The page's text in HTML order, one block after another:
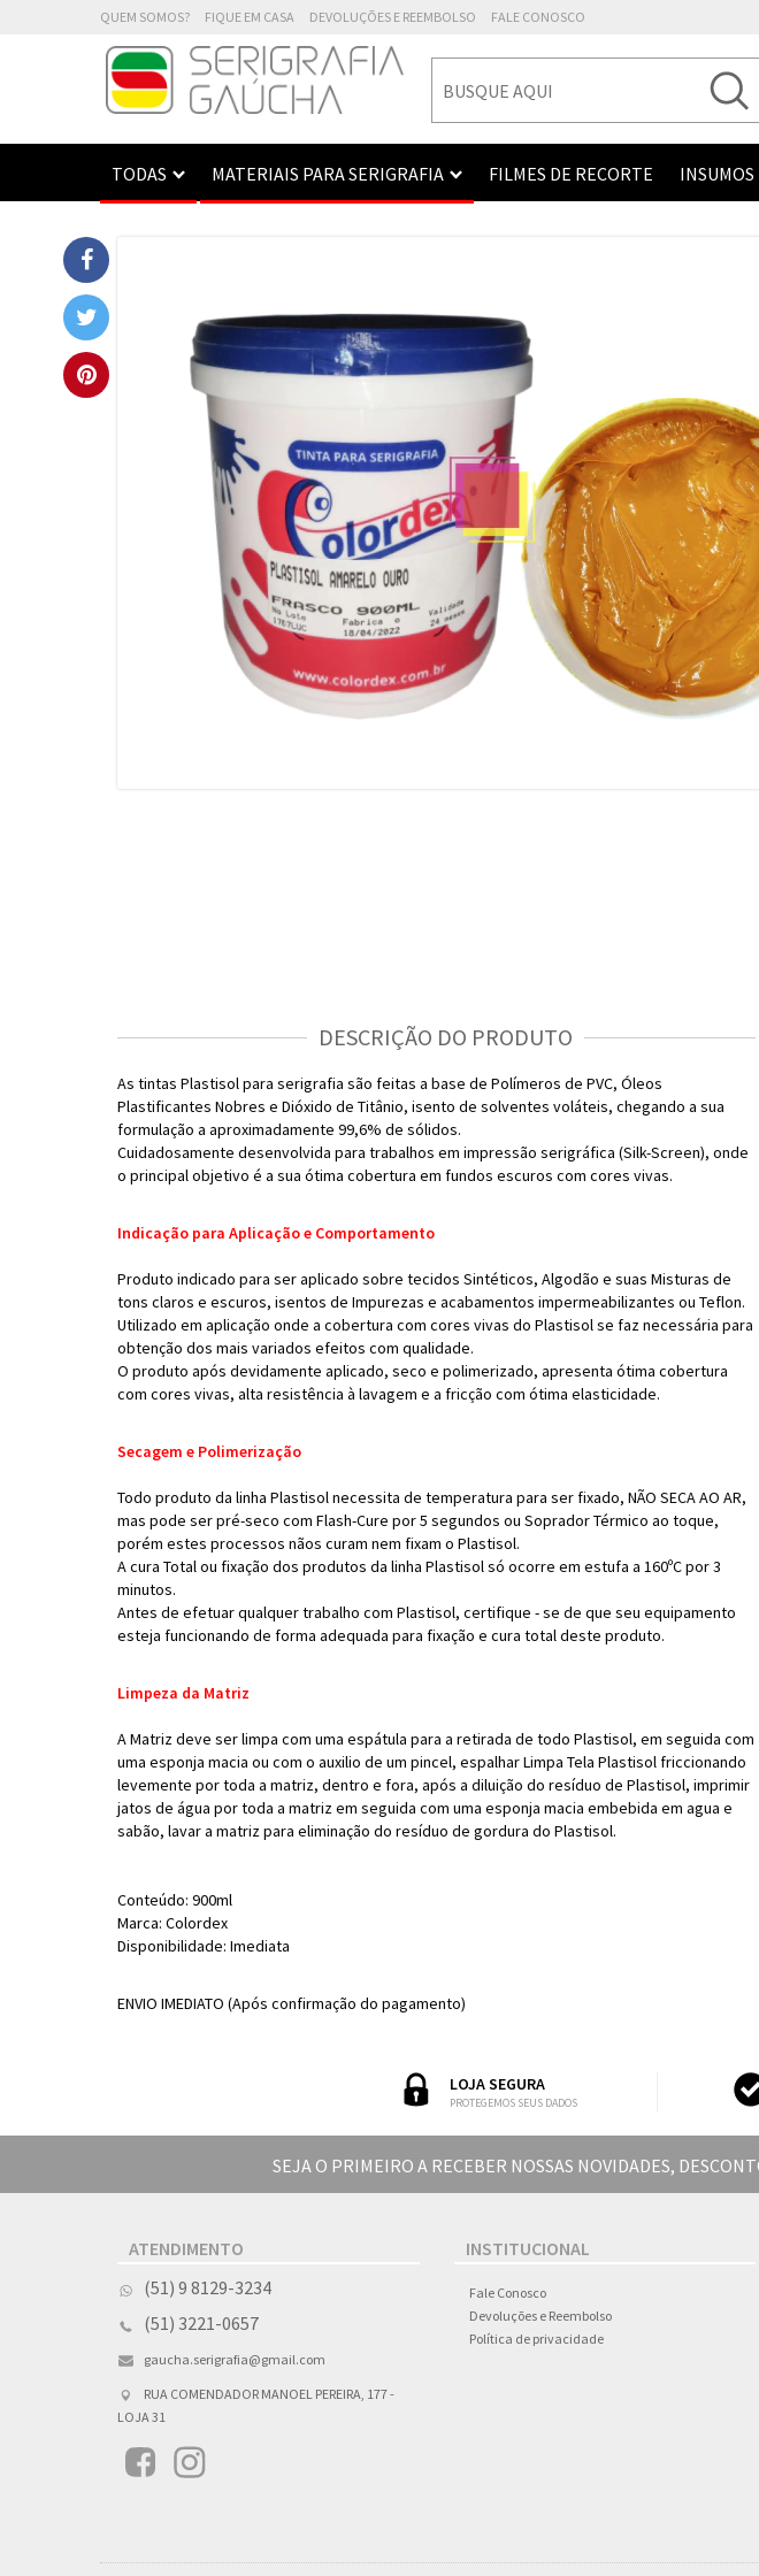
QUEM SOMOS? FIQUE EM CASA DEVOLUÇÕES E REEMBOLSO FALE CONOSCO
TODAS MATERIAIS PARA SERIGRAFIA FILMES DE RECORTE
DESCRIÇÃO DO PRODUTO
As tintas Plastisol para serigrafia são feitas a base de Polímeros de PVC, Óleos
Plastificantes Nobres e Dióxido de Titânio, isento de solventes voláteis, chegando a sua
formulação a aproximadamente 99,6% de sólidos.
Cuidadosamente desenvolvida para trabalhos em impressão serigráfica (Silk-Screen), onde
o principal objetivo é a sua ótima cobertura em fundos escuros com cores vivas.
Indicação para Aplicação e Comportamento
Produto indicado para ser aplicado sobre tecidos Sintéticos, Algodão e suas Misturas de
tons claros e escuros, isentos de Impurezas e acabamentos impermeabilizantes ou Teflon.
Utilizado em aplicação onde a cobertura com cores vivas do Plastisol se faz necessária para
obtenção dos mais variados efeitos com qualidade.
O produto após devidamente aplicado, seco e polimerizado, apresenta ótima cobertura
com cores vivas, alta resistência à lavagem e a fricção com ótima elasticidade.
Secagem e Polimerização
Todo produto da linha Plastisol necessita de temperatura para ser fixado, NÃO SECA AO AR,
mas pode ser pré-seco com Flash-Cure por 5 segundos ou Soprador Térmico ao toque,
porém estes processos nãos curam nem fixam o Plastisol.
A cura Total ou fixação dos produtos da linha Plastisol só ocorre em estufa a 160ºC por 3
minutos.
Antes de efetuar qualquer trabalho com Plastisol, certifique - se de que seu equipamento
esteja funcionando de forma adequada para fixação e cura total deste produto.
Limpeza da Matriz
A Matriz deve ser limpa com uma espátula para a retirada de todo Plastisol, em seguida com
uma esponja macia ou com o auxilio de um pincel, espalhar Limpa Tela Plastisol friccionando
levemente por toda a matriz, dentro e fora, após a diluição do resíduo de Plastisol, imprimir
jatos de água por toda a matriz em seguida com uma esponja macia embebida em agua e
sabão, lavar a matriz para eliminação do resíduo de gordura do Plastisol.
Conteúdo: 900ml
Marca: Colordex
Disponibilidade: Imediata
ENVIO IMEDIATO (Após confirmação do pagamento)
LOJA SEGURA
PROTEGEMOS SEUS DADOS
SEJA O PRIMEIRO A RECEBER NOSSAS NOVIDADES,
ATENDIMENTO
(51) 9 8129-3234
(51) 3221-0657
gaucha.serigrafia@gmail.com
RUA COMENDADOR MANOEL PEREIRA, 177 -
LOJA 31
INSTITUCIONAL
Fale Conosco
Devoluções e Reembolso
Política de privacidade